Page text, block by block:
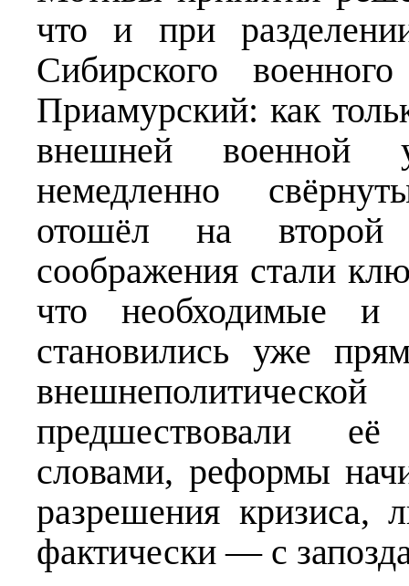
что и при
Сибирского
Приамурский: как
внешней военной
немедленно
отошёл на второй
соображения стали
что необходимые и
становились уже
предшествовали
словами, реформы
разрешения кризиса,
фактически — с